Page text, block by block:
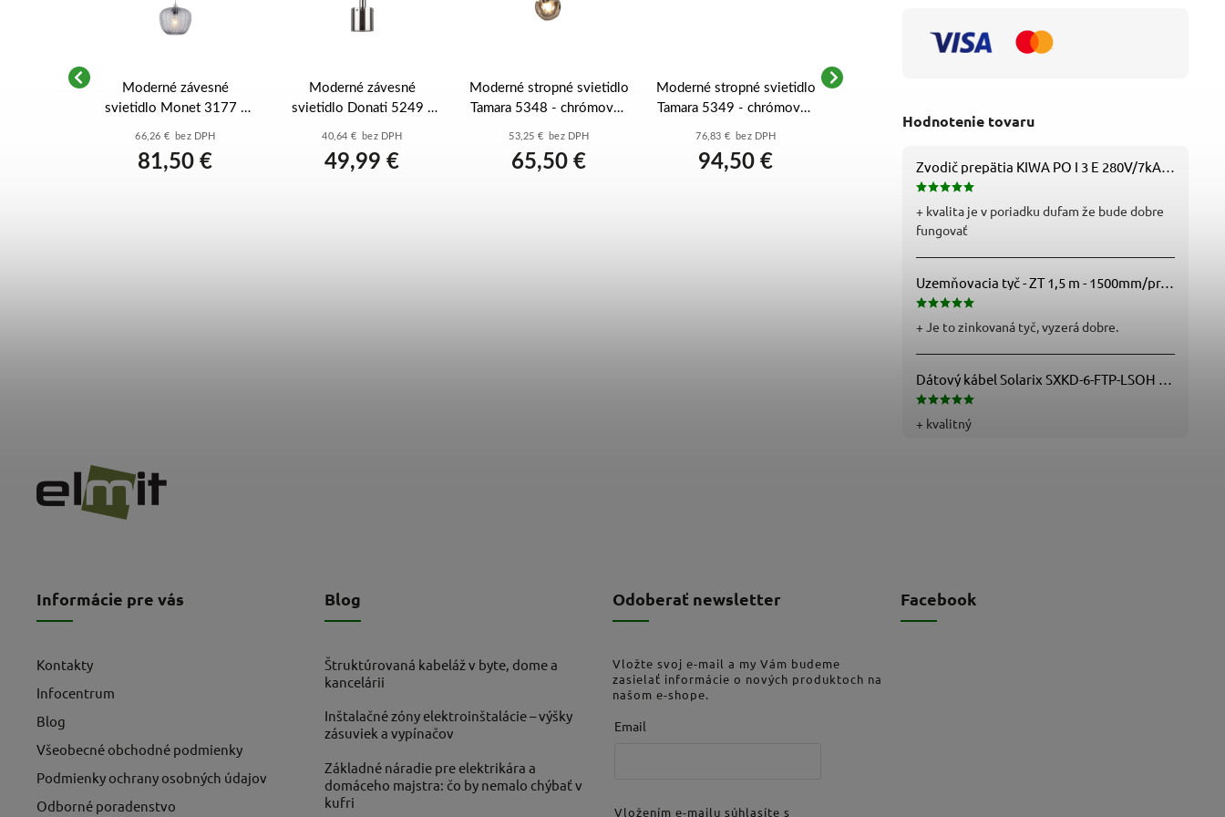
Hodnotenie tovaru
+ kvalita je v poriadku dufam že bude dobre
fungovať
Uzemňovacia tyč - ZT 1,5 m - 1500mm/pr.25mm - Fe/Zn - f712112
+ Je to zinkovaná tyč, vyzerá dobre.
+ kvalitný
Moderné závesné
svietidlo Monet 3177 -
66,26 € bez DPH
81,50 €
Moderné závesné
svietidlo Donati 5249 -
40,64 € bez DPH
49,99 €
Moderné stropné svietidlo
Tamara 5348 - chrómová -
53,25 € bez DPH
65,50 €
Moderné stropné svietidlo
Tamara 5349 - chrómová -
76,83 € bez DPH
94,50 €
dymové sklo
83,50 € 61,99 €
Informácie pre vás
Kontakty
Infocentrum
Blog
Všeobecné obchodné podmienky
Podmienky ochrany osobných údajov
Odborné poradenstvo
Blog
Štruktúrovaná kabeláž v byte, dome a
kancelárii
Inštalačné zóny elektroinštalácie – výšky
zásuviek a vypínačov
Základné náradie pre elektrikára a
domáceho majstra: čo by nemalo chýbať v
kufri
Odoberať newsletter
Vložte svoj e-mail a my Vám budeme
zasielať informácie o nových produktoch na
našom e-shope.
Email
Vložením e-mailu súhlasíte s
Facebook